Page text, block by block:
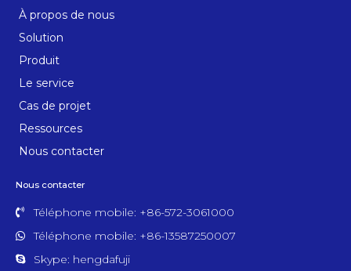
À propos de nous
Solution
Produit
Le service
Cas de projet
Ressources
Nous contacter
Nous contacter
Téléphone mobile: +86-572-3061000
Téléphone mobile: +86-13587250007
Skype: hengdafuji